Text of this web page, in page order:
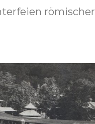
römischer